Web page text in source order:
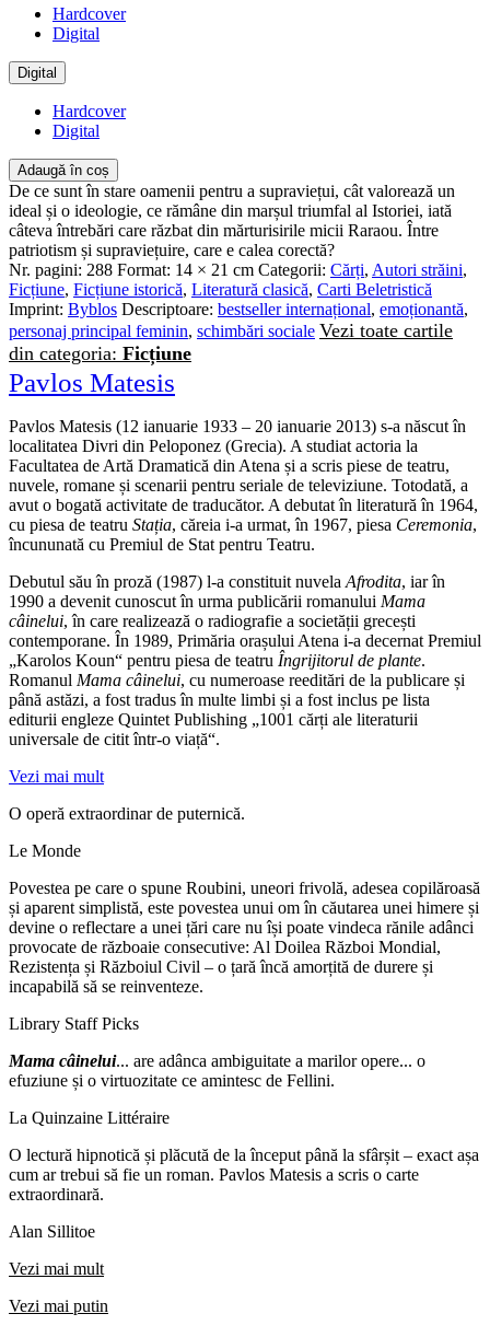
Hardcover
Digital
Digital
Hardcover
Digital
Adaugă în coș
De ce sunt în stare oamenii pentru a supraviețui, cât valorează un
ideal și o ideologie, ce rămâne din marșul triumfal al Istoriei, iată
câteva întrebări care răzbat din mărturisirile micii Raraou. Între
patriotism și supraviețuire, care e calea corectă?
Nr. pagini: 288 Format: 14 × 21 cm Categorii: Cărți, Autori străini,
Ficțiune, Ficțiune istorică, Literatură clasică, Carti Beletristică
Imprint: Byblos Descriptoare: bestseller internațional, emoționantă,
personaj principal feminin, schimbări sociale Vezi toate cartile
din categoria: Ficțiune
Pavlos Matesis
Pavlos Matesis (12 ianuarie 1933 – 20 ianuarie 2013) s-a născut în
localitatea Divri din Peloponez (Grecia). A studiat actoria la
Facultatea de Artă Dramatică din Atena și a scris piese de teatru,
nuvele, romane și scenarii pentru seriale de televiziune. Totodată, a
avut o bogată activitate de traducător. A debutat în literatură în 1964,
cu piesa de teatru Stația, căreia i-a urmat, în 1967, piesa Ceremonia,
încununată cu Premiul de Stat pentru Teatru.
Debutul său în proză (1987) l-a constituit nuvela Afrodita, iar în
1990 a devenit cunoscut în urma publicării romanului Mama
câinelui, în care realizează o radiografie a societății grecești
contemporane. În 1989, Primăria orașului Atena i-a decernat Premiul
„Karolos Koun“ pentru piesa de teatru Îngrijitorul de plante.
Romanul Mama câinelui, cu numeroase reeditări de la publicare și
până astăzi, a fost tradus în multe limbi și a fost inclus pe lista
editurii engleze Quintet Publishing „1001 cărți ale literaturii
universale de citit într-o viață“.
Vezi mai mult
O operă extraordinar de puternică.
Le Monde
Povestea pe care o spune Roubini, uneori frivolă, adesea copilăroasă
și aparent simplistă, este povestea unui om în căutarea unei himere și
devine o reflectare a unei țări care nu își poate vindeca rănile adânci
provocate de războaie consecutive: Al Doilea Război Mondial,
Rezistența și Războiul Civil – o țară încă amorțită de durere și
incapabilă să se reinventeze.
Library Staff Picks
Mama câinelui... are adânca ambiguitate a marilor opere... o
efuziune și o virtuozitate ce amintesc de Fellini.
La Quinzaine Littéraire
O lectură hipnotică și plăcută de la început până la sfârșit – exact așa
cum ar trebui să fie un roman. Pavlos Matesis a scris o carte
extraordinară.
Alan Sillitoe
Vezi mai mult
Vezi mai putin